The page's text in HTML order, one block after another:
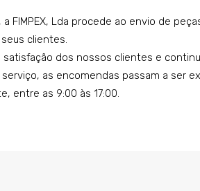
FIMPEX, Lda procede ao envio de
clientes.
satisfação dos nossos clientes e
as encomendas passam a ser
entre as 9:00 às 17:00.